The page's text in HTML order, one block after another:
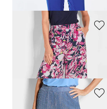
Druckhose VERA mit Blütenmuster
119,00 CHF159,00 CHF